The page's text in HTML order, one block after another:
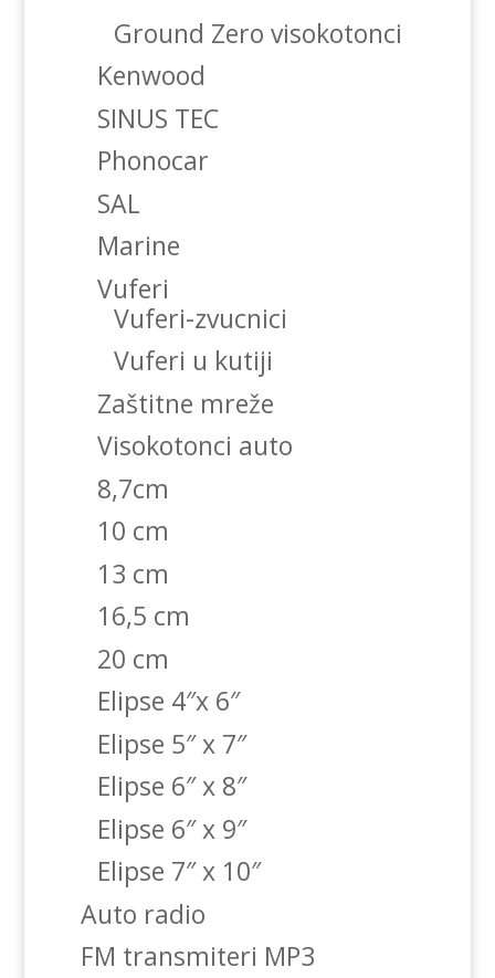
Ground Zero visokotonci
Kenwood
SINUS TEC
Phonocar
SAL
Marine
Vuferi
Vuferi-zvucnici
Vuferi u kutiji
Zaštitne mreže
Visokotonci auto
8,7cm
10 cm
13 cm
16,5 cm
20 cm
Elipse 4″x 6″
Elipse 5″ x 7″
Elipse 6″ x 8″
Elipse 6″ x 9″
Elipse 7″ x 10″
Auto radio
FM transmiteri MP3